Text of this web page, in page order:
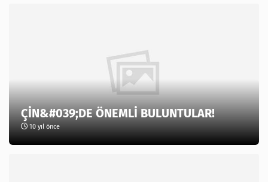
ÇİN&#039;DE ÖNEMLİ BULUNTULAR!
10 yıl önce